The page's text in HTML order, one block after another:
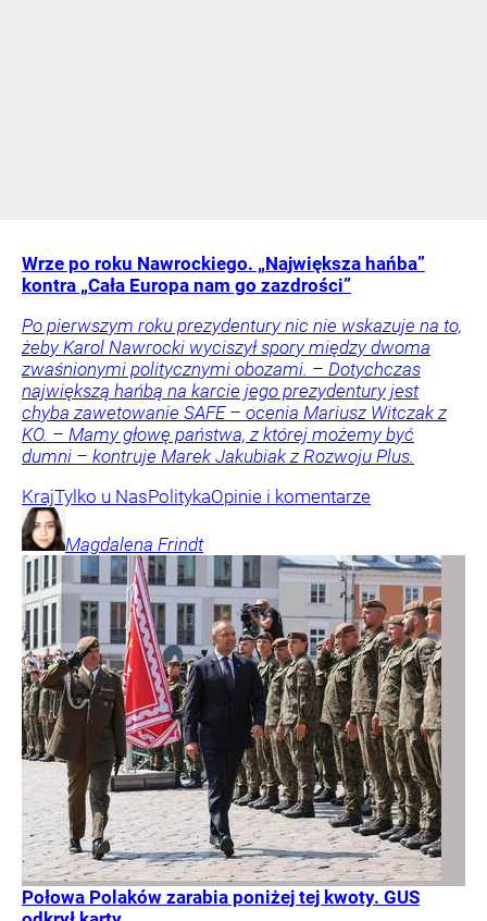
Wrze po roku Nawrockiego. „Największa hańba”
kontra „Cała Europa nam go zazdrości”
Po pierwszym roku prezydentury nic nie wskazuje na to,
żeby Karol Nawrocki wyciszył spory między dwoma
zwaśnionymi politycznymi obozami. – Dotychczas
największą hańbą na karcie jego prezydentury jest
chyba zawetowanie SAFE – ocenia Mariusz Witczak z
KO. – Mamy głowę państwa, z której możemy być
dumni – kontruje Marek Jakubiak z Rozwoju Plus.
KrajTylko u NasPolitykaOpinie i komentarze
Magdalena Frindt
Połowa Polaków zarabia poniżej tej kwoty. GUS